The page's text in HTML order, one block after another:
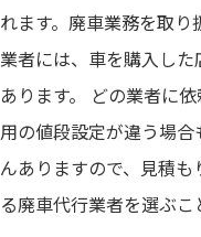
れます。廃車業務を取
業者には、車を購入し
あります。 どの業者に
用の値段設定が違う場
んありますので、見積
る廃車代行業者を選ぶこ